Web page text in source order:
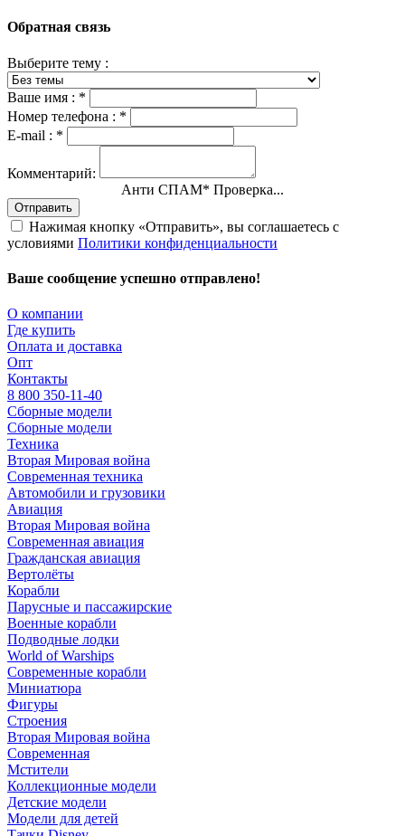
Обратная связь
Выберите тему :
Ваше имя : *
Номер телефона : *
E-mail : *
Комментарий:
Анти СПАМ* Проверка...
Отправить
Нажимая кнопку «Отправить», вы соглашаетесь с
условиями Политики конфиденциальности
Ваше сообщение успешно отправлено!
О компании
Где купить
Оплата и доставка
Опт
Контакты
8 800 350-11-40
Сборные модели
Сборные модели
Техника
Вторая Мировая война
Современная техника
Автомобили и грузовики
Авиация
Вторая Мировая война
Современная авиация
Гражданская авиация
Вертолёты
Корабли
Парусные и пассажирские
Военные корабли
Подводные лодки
World of Warships
Современные корабли
Миниатюра
Фигуры
Строения
Вторая Мировая война
Современная
Мстители
Коллекционные модели
Детские модели
Модели для детей